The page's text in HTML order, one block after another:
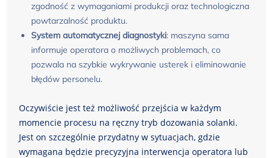
zgodność z wymaganiami produkcji oraz technologiczna
powtarzalność produktu.
System automatycznej diagnostyki: maszyna sama
informuje operatora o możliwych problemach, co
pozwala na szybkie wykrywanie usterek i eliminowanie
błędów personelu.
Oczywiście jest też możliwość przejścia w każdym
momencie procesu na ręczny tryb dozowania solanki.
Jest on szczególnie przydatny w sytuacjach, gdzie
wymagana będzie precyzyjna interwencja operatora lub